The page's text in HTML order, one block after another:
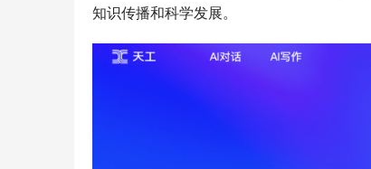
知识传播和科学发展。